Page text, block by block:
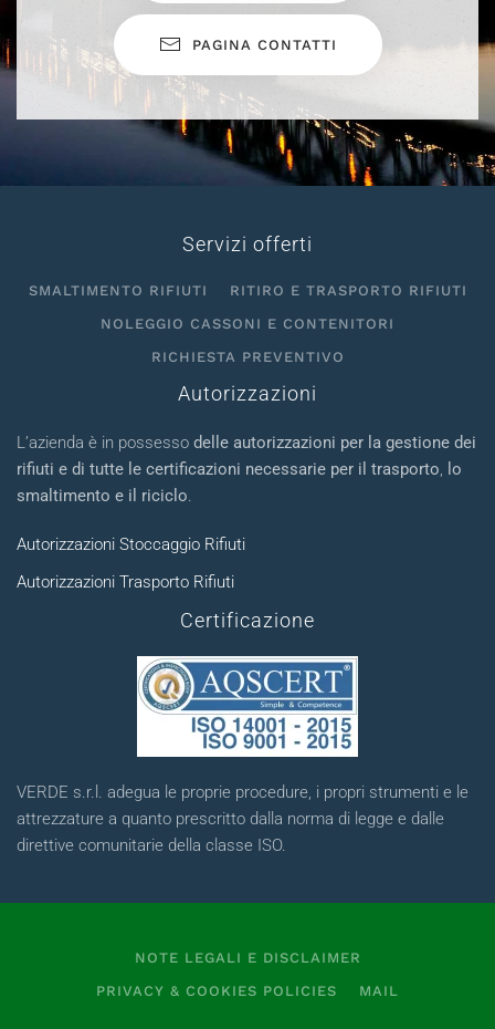
PAGINA CONTATTI
Servizi offerti
SMALTIMENTO RIFIUTI
RITIRO E TRASPORTO RIFIUTI
NOLEGGIO CASSONI E CONTENITORI
RICHIESTA PREVENTIVO
Autorizzazioni
L’azienda è in possesso delle autorizzazioni per la gestione dei
rifiuti e di tutte le certificazioni necessarie per il trasporto, lo
smaltimento e il riciclo.
Autorizzazioni Stoccaggio Rifiuti
Autorizzazioni Trasporto Rifiuti
Certificazione
VERDE s.r.l. adegua le proprie procedure, i propri strumenti e le
attrezzature a quanto prescritto dalla norma di legge e dalle
direttive comunitarie della classe ISO.
NOTE LEGALI E DISCLAIMER
PRIVACY & COOKIES POLICIES
MAIL